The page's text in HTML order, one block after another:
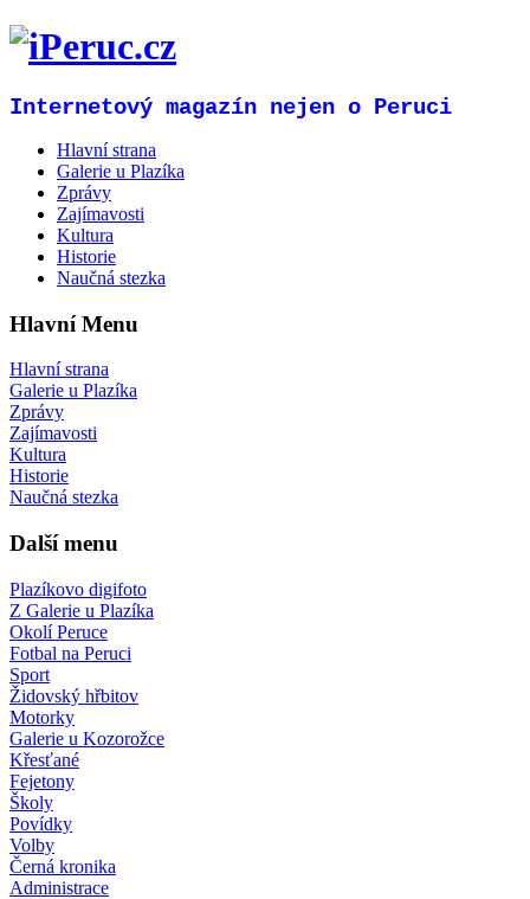
Internetový magazín nejen o Peruci
Hlavní strana
Galerie u Plazíka
Zprávy
Zajímavosti
Kultura
Historie
Naučná stezka
Hlavní Menu
Hlavní strana
Galerie u Plazíka
Zprávy
Zajímavosti
Kultura
Historie
Naučná stezka
Další menu
Plazíkovo digifoto
Z Galerie u Plazíka
Okolí Peruce
Fotbal na Peruci
Sport
Židovský hřbitov
Motorky
Galerie u Kozorožce
Křesťané
Fejetony
Školy
Povídky
Volby
Černá kronika
Administrace